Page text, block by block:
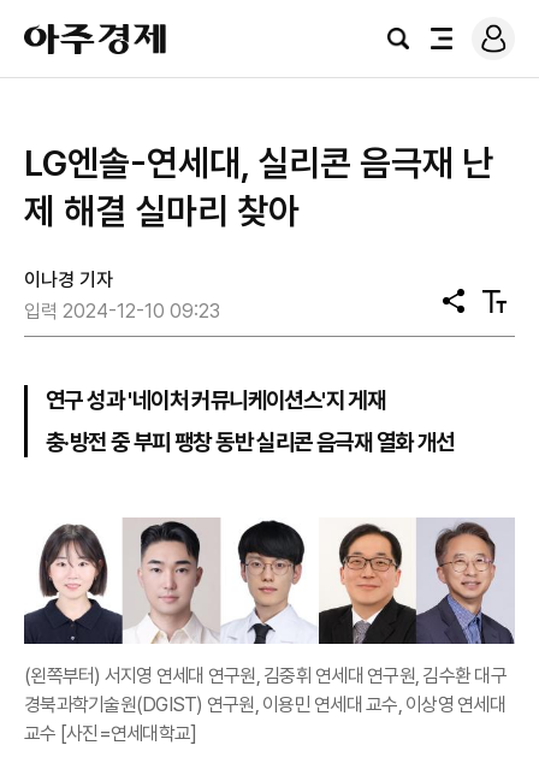
아
주
경
검
전
로
그
LG엔솔-연세대, 실리콘 음극재 난
제 해결 실마리 찾아
이나경 기자
입력 2024-12-10 09:23
공
유
텍
스
연구 성과 '네이처 커뮤니케이션스'지 게재
충·방전 중 부피 팽창 동반 실리콘 음극재 열화 개선
(왼쪽부터) 서지영 연세대 연구원, 김중휘 연세대 연구원, 김수환 대구
경북과학기술원(DGIST) 연구원, 이용민 연세대 교수, 이상영 연세대
교수 [사진=연세대학교]